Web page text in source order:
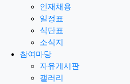
인재채용
일정표
식단표
소식지
참여마당
자유게시판
갤러리